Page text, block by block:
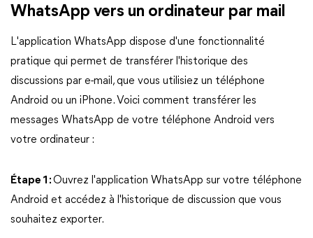
WhatsApp vers un ordinateur par mail
L'application WhatsApp dispose d'une fonctionnalité
pratique qui permet de transférer l'historique des
discussions par e-mail, que vous utilisiez un téléphone
Android ou un iPhone. Voici comment transférer les
messages WhatsApp de votre téléphone Android vers
votre ordinateur :
Étape 1 :Ouvrez l'application WhatsApp sur votre téléphone
Android et accédez à l'historique de discussion que vous
souhaitez exporter.